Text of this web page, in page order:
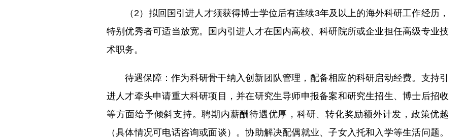
（2）拟回国引进人才须获得博士学位后有连续3年及以上的海外科研工作经历，
特别优秀者可适当放宽。国内引进人才在国内高校、科研院所或企业担任高级专业技
术职务。
待遇保障：作为科研骨干纳入创新团队管理，配备相应的科研启动经费。支持引
进人才牵头申请重大科研项目，并在研究生导师申报备案和研究生招生、博士后招收
等方面给予倾斜支持。聘期内薪酬待遇优厚，科研、转化奖励额外计发，政策优越
（具体情况可电话咨询或面谈）。协助解决配偶就业、子女入托和入学等生活问题。